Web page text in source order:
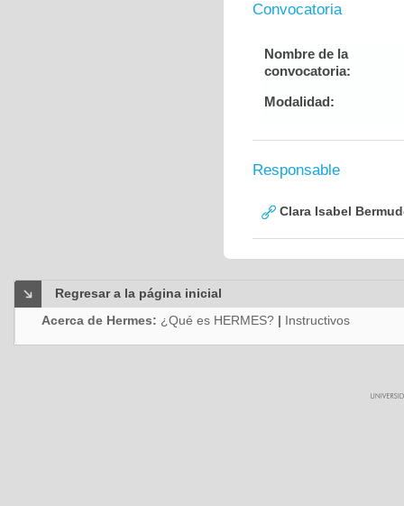
Convocatoria
Nombre de la
convocatoria:
Modalidad:
Responsable
Clara Isabel
Regresar a la página inicial
Acerca de Hermes: ¿Qué es HERMES? | Instructivos